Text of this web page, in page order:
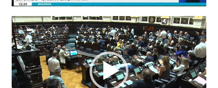
Reproductor
de
video